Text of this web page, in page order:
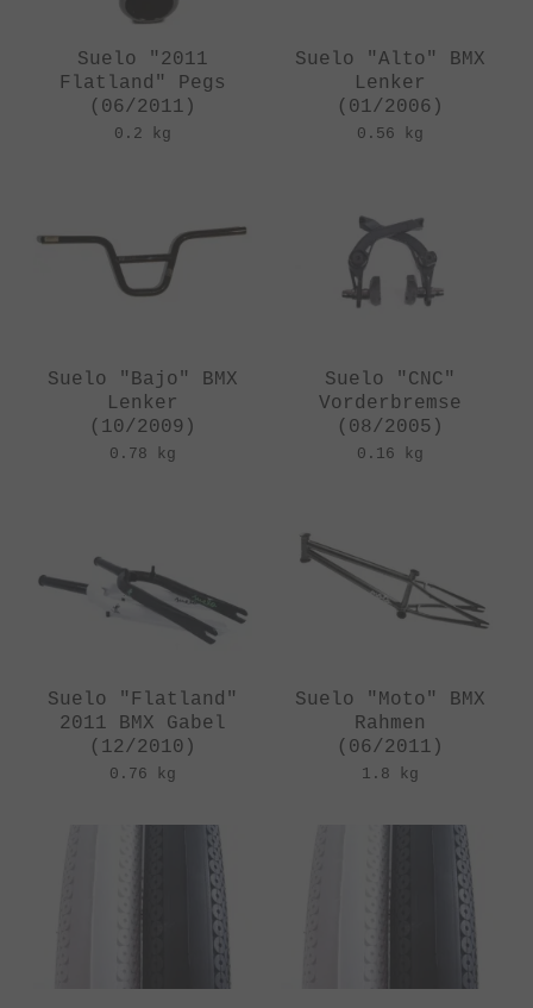
Suelo "2011
Flatland" Pegs
(06/2011)
0.2 kg
Suelo "Alto" BMX
Lenker
(01/2006)
0.56 kg
Suelo "Bajo" BMX
Lenker
(10/2009)
0.78 kg
Suelo "CNC"
Vorderbremse
(08/2005)
0.16 kg
Suelo "Flatland"
2011 BMX Gabel
(12/2010)
0.76 kg
Suelo "Moto" BMX
Rahmen
(06/2011)
1.8 kg